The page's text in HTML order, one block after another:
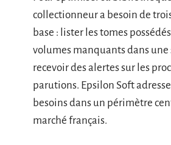
collectionneur a besoin de
base : lister les tomes
volumes manquants dans une
recevoir des alertes sur les
parutions. Epsilon Soft
besoins dans un périmètre
marché français.